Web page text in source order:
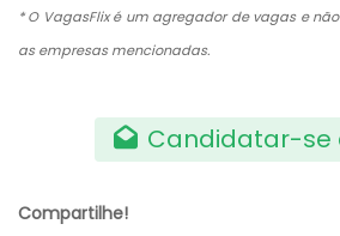
* O VagasFlix é um agregador de vagas e
as empresas mencionadas.
Candidatar-se
Compartilhe!